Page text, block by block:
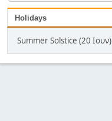
Holidays
Summer Solstice (20 Ιουν)